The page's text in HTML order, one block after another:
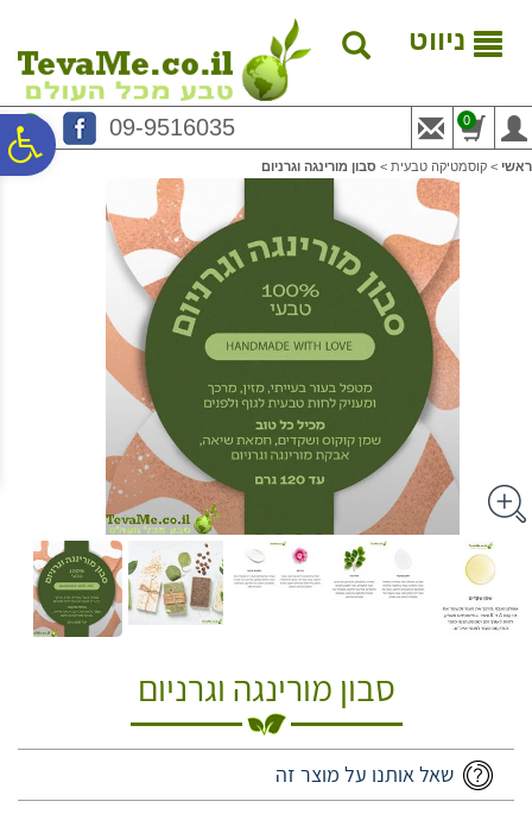
נגישות
המרכזי
ניווט
09-9516035 0
ראשי > קוסמטיקה טבעית > סבון מורינגה וגרניום
סבון מורינגה וגרניום
שאל אותנו על מוצר זה